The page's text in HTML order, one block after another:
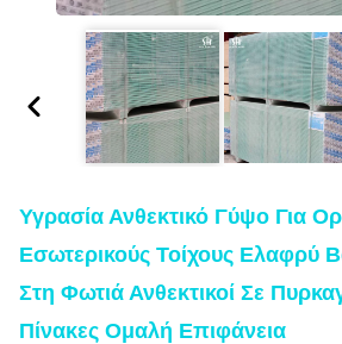
Υγρασία Ανθεκτικό Γύψο Για
Εσωτερικούς Τοίχους Ελαφρύ
Στη Φωτιά Ανθεκτικοί Σε
Πίνακες Ομαλή Επιφάνεια